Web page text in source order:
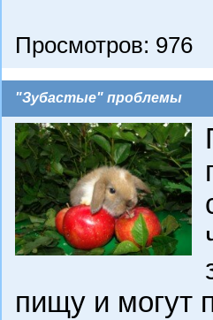
Просмотров: 976
"Зубастые" проблемы
пищу и могут